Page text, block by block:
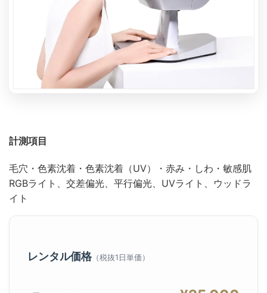
計測項目
毛穴・色素沈着・色素沈着（UV）・赤み・しわ・敏感肌
RGBライト、交差偏光、平行偏光、UVライト、ウッドラ
イト
レンタル価格（税抜1日単価）